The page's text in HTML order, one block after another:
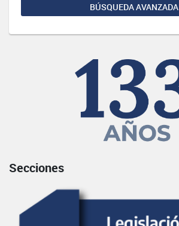
BÚSQUEDA AVANZADA
Secciones